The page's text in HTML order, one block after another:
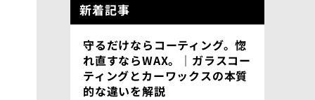
新着記事
守るだけならコーティング。惚
れ直すならWAX。｜ガラスコー
ティングとカーワックスの本質
的な違いを解説